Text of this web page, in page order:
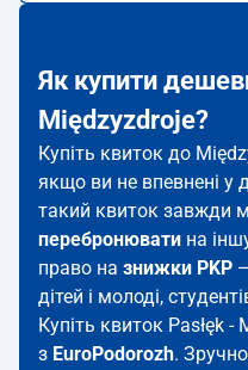
Як купити
Międzyzdroje?
Купіть квиток до
якщо ви не впевнені у
такий квиток завжди
перебронювати на
право на знижки PKP
дітей і молоді,
Купіть квиток Pasłęk -
з EuroPodorozh.